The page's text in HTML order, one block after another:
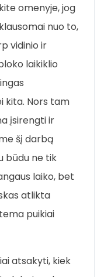
omenyje, jog
nuo to,
vidinio ir
laikiklio
kita. Nors tam
įsirengti ir
šį darbą
būdu ne tik
laiko, bet
atlikta
puikiai
atsakyti, kiek